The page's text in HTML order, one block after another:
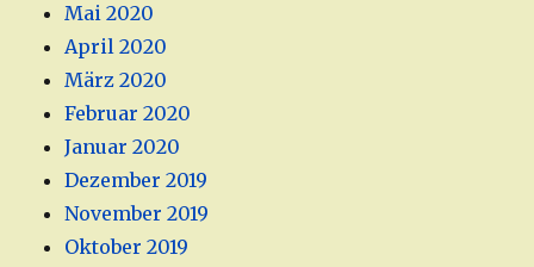
Mai 2020
April 2020
März 2020
Februar 2020
Januar 2020
Dezember 2019
November 2019
Oktober 2019